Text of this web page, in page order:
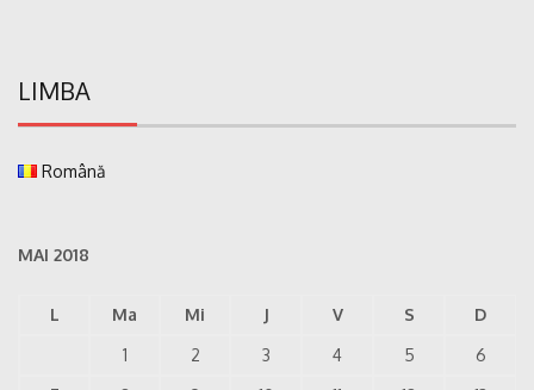
LIMBA
Română
MAI 2018
L Ma Mi J V S
D
1
2 3 4 5
6